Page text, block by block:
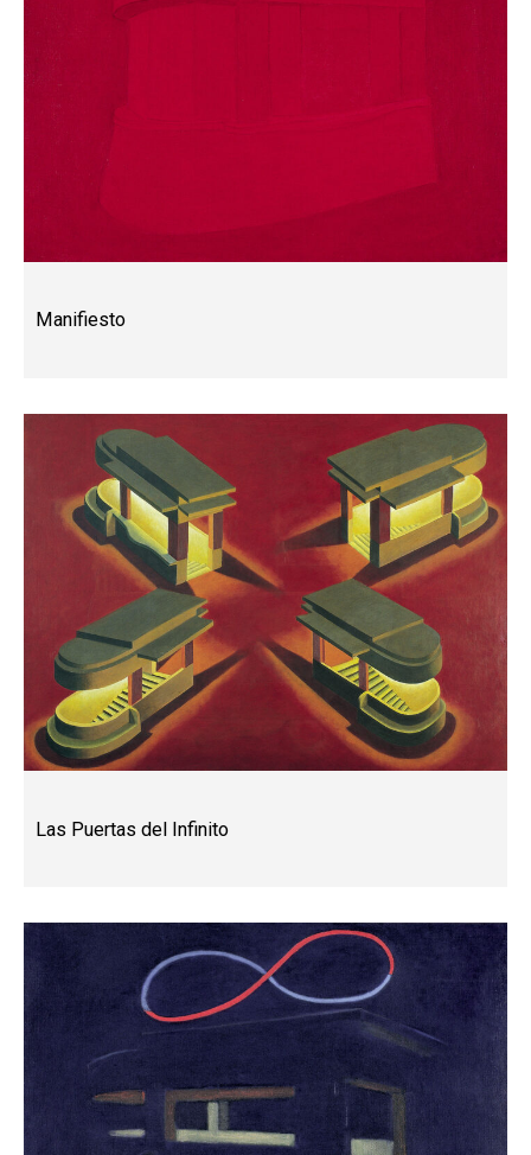
Manifiesto
Las Puertas del Infinito